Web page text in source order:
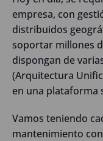
empresa, con
distribuidos
soportar millones
dispongan de
(Arquitectura
en una plataforma
Vamos teniendo
mantenimiento